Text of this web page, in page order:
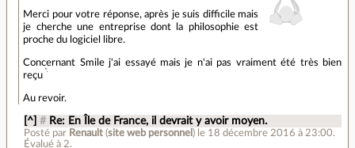
Merci pour votre réponse, après je suis difficile mais
je cherche une entreprise dont la philosophie est
proche du logiciel libre.
Concernant Smile j'ai essayé mais je n'ai pas vraiment été très bien
reçu
".
Au revoir.
[^] # Re: En Île de France, il devrait y avoir moyen.
Posté par Renault(site web personnel ) le 18 décembre 2016 à 23:00.
Évalué à 2.